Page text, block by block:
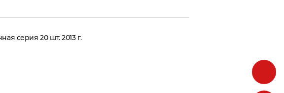
серия 20 шт. 2013 г.